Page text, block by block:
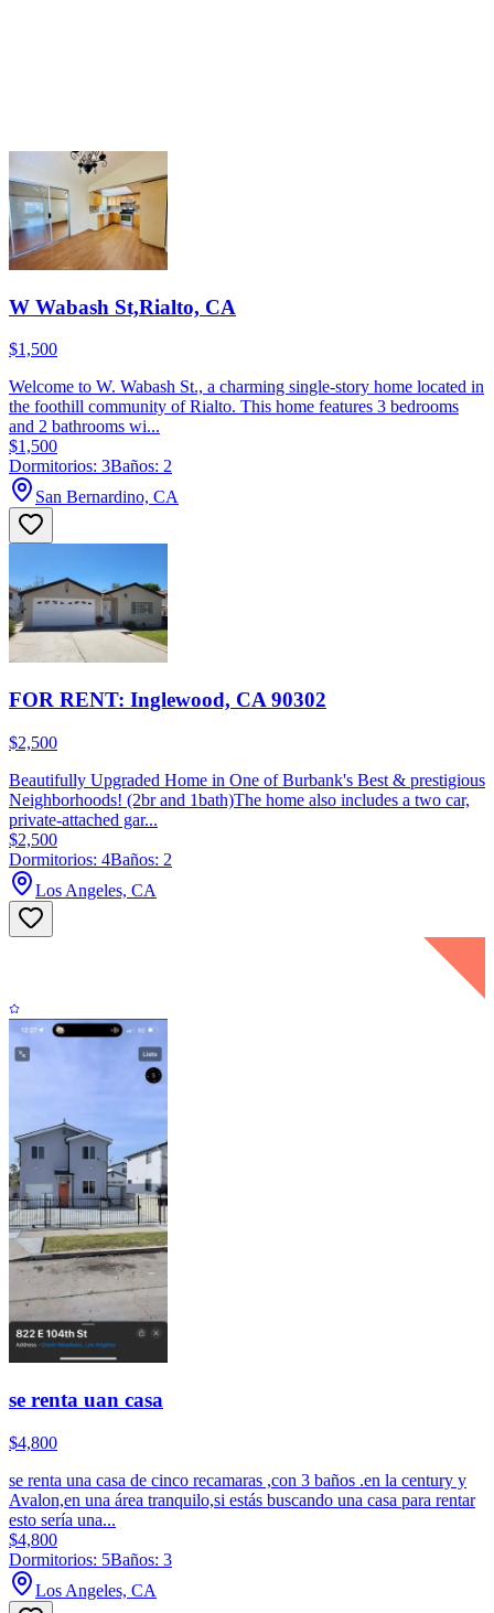
W Wabash St,Rialto, CA
$1,500
Welcome to W. Wabash St., a charming single-story home located in
the foothill community of Rialto. This home features 3 bedrooms
and 2 bathrooms wi...
$1,500
Dormitorios: 3Baños: 2
San Bernardino, CA
FOR RENT: Inglewood, CA 90302
$2,500
Beautifully Upgraded Home in One of Burbank's Best & prestigious
Neighborhoods! (2br and 1bath)The home also includes a two car,
private-attached gar...
$2,500
Dormitorios: 4Baños: 2
Los Angeles, CA
se renta uan casa
$4,800
se renta una casa de cinco recamaras ,con 3 baños .en la century y
Avalon,en una área tranquilo,si estás buscando una casa para rentar
esto sería una...
$4,800
Dormitorios: 5Baños: 3
Los Angeles, CA